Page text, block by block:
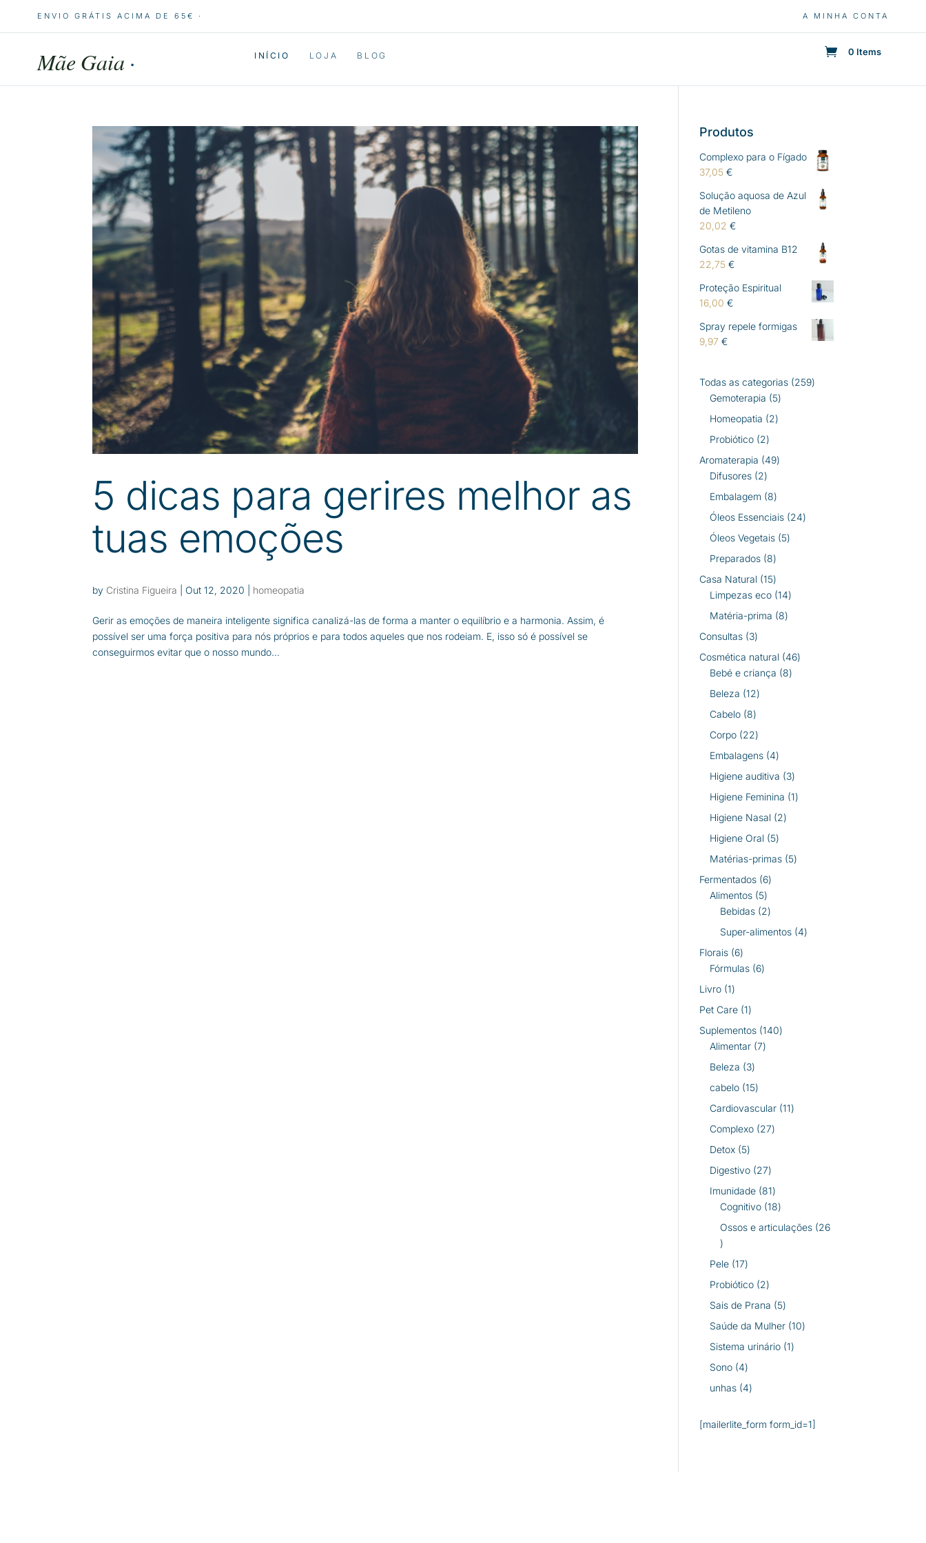
ENVIO GRÁTIS ACIMA DE 65€ · A MINHA CONTA
Mãe Gaia · INÍCIO LOJA BLOG 0 Items
5 dicas para gerires melhor as
tuas emoções
by Cristina Figueira Out 12, 2020 homeopatia
Gerir as emoções de maneira inteligente significa canalizá-las de forma a manter o equilíbrio e a harmonia. Assim, é
possível ser uma força positiva para nós próprios e para todos aqueles que nos rodeiam. E, isso só é possível se
conseguirmos evitar que o nosso mundo...
Produtos
Complexo para o Fígado
37,05€
Solução aquosa de Azul
de Metileno
20,02€
Gotas de vitamina B12
22,75€
Proteção Espiritual
16,00€
Spray repele formigas
9,97€
Todas as categorias 259259
Gemoterapia 55
Homeopatia 22
Probiótico 22
produtos
Aromaterapia 4949
Difusores 22
produtos
Embalagem 88
produtos
Óleos Essenciais 2424
Óleos Vegetais 55
Preparados 88
produtos
Casa Natural 1515
produtos
Limpezas eco 1414
Matéria-prima 88
Consultas 33
produtos
Cosmética natural 4646
Bebé e criança 88
Beleza 1212
Cabelo 88
produtos
Corpo 2222
produtos
Embalagens 44
produtos
Higiene auditiva 33
produtos
Higiene Feminina 11
Higiene Nasal 22
Higiene Oral 55
produtos
Matérias-primas 55
Fermentados 66
Alimentos 55
produtos
Bebidas 22
produtos
Super-alimentos 44
Florais 66
produtos
Fórmulas 66
Livro 11
produto
Pet Care 11
produto
Suplementos 140140
Alimentar 77
Beleza 33
produtos
cabelo 1515
produtos
Cardiovascular 1111
Complexo 2727
Detox 55
produtos
Digestivo 2727
produtos
Imunidade 8181
produtos
Cognitivo 1818
produtos
Ossos e articulações 26
26
produtos
Pele 1717
produtos
Probiótico 22
produtos
Sais de Prana 55
produtos
Saúde da Mulher 1010
Sistema urinário 11
Sono 44
produtos
unhas 44
[mailerlite_form form_id=1]